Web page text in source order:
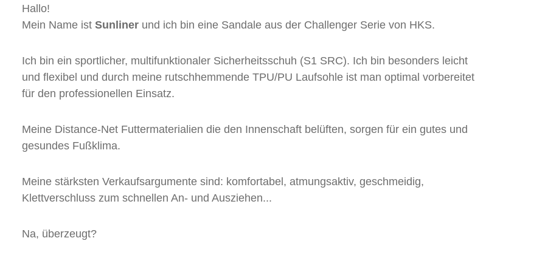
Hallo!
Mein Name ist Sunliner und ich bin eine Sandale aus der Challenger Serie von HKS.
Ich bin ein sportlicher, multifunktionaler Sicherheitsschuh (S1 SRC). Ich bin besonders leicht
und flexibel und durch meine rutschhemmende TPU/PU Laufsohle ist man optimal vorbereitet
für den professionellen Einsatz.
Meine Distance-Net Futtermaterialien die den Innenschaft belüften, sorgen für ein gutes und
gesundes Fußklima.
Meine stärksten Verkaufsargumente sind: komfortabel, atmungsaktiv, geschmeidig,
Klettverschluss zum schnellen An- und Ausziehen...
Na, überzeugt?